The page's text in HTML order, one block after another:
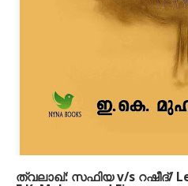
തിരിച്ചടികളും കണ്ണീരും…
പാഠമായിത്തന്നെ അവനെ
തിരിച്ച് അടിക്കും. പക്ഷേ
തന്റെ ശക്തി തിരിച്ചറിയാൻ
പുസ്തകത്തിന്റെ ഹൃദയം. ഇത്
തവണ തകർന്നാലും, വീണ്ടും
പറയുന്ന ഒരു ജീവനുള്ള
ചട്ടകൂടിനുള്ളിൽ
പക്ഷേ അതിന്റെ കഥ
ത്വലാഖ്: സഫിയ v/s റഷീദ്/